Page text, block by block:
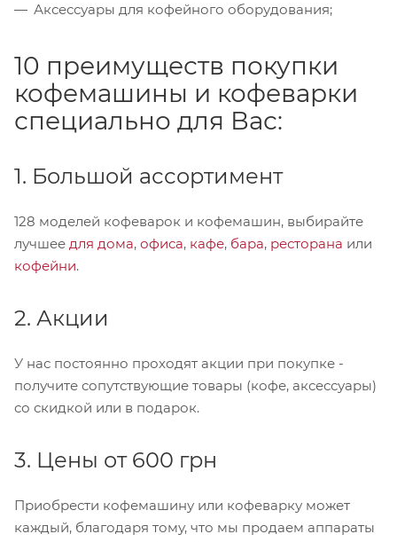
Аксессуары для кофейного оборудования;
10 преимуществ покупки
кофемашины и кофеварки
специально для Вас:
1. Большой ассортимент
128 моделей кофеварок и кофемашин, выбирайте
лучшее для дома, офиса, кафе, бара, ресторана или
кофейни.
2. Акции
У нас постоянно проходят акции при покупке -
получите сопутствующие товары (кофе, аксессуары)
со скидкой или в подарок.
3. Цены от 600 грн
Приобрести кофемашину или кофеварку может
каждый, благодаря тому, что мы продаем аппараты